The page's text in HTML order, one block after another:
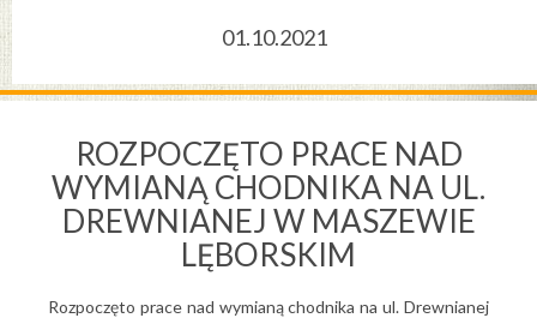
01.10.2021
ROZPOCZĘTO PRACE NAD
WYMIANĄ CHODNIKA NA UL.
DREWNIANEJ W MASZEWIE
LĘBORSKIM
Rozpoczęto prace nad wymianą chodnika na ul. Drewnianej